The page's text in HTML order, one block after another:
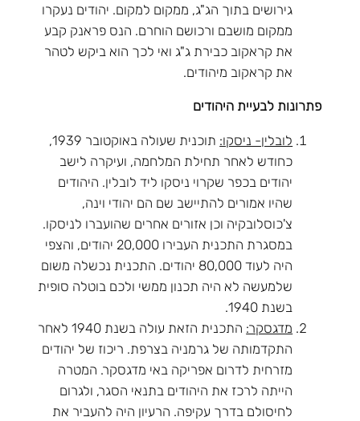
גירושים בתוך הג"ג, ממקום למקום. יהודים נעקרו
ממקום מושבם ורכושם הוחרם. הנס פראנק קבע
את קראקוב כבירת ג"ג ואי לכך הוא ביקש לטהר
את קראקוב מיהודים.
פתרונות לבעיית היהודים
לובלין- ניסקו:
תוכנית שעולה באוקטובר 1939,
כחודש לאחר תחילת המלחמה, ועיקרה לישב
יהודים בכפר שקרוי ניסקו ליד לובלין. היהודים
שהיו אמורים להתיישב שם הם יהודי וינה,
צ'כוסלובקיה וכן אזורים אחרים שהועברו לניסקו.
במסגרת התכנית העבירו 20,000 יהודים, והצפי
היה לעוד 80,000 יהודים. התכנית נכשלה משום
שלמעשה לא היה תכנון ממשי ולכם בוטלה סופית
בשנת 1940.
מדגסקר:
התכנית הזאת עולה בשנת 1940 לאחר
התקדמותה של גרמניה בצרפת. ריכוז של יהודים
מזרחית לדרום אפריקה באי מדגסקר. המטרה
הייתה לרכז את היהודים בתנאי הסגר, ולגרום
לחיסולם בדרך עקיפה. הרעיון היה להעביר את